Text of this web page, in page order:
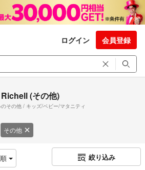
ログイン 会員登録
Richell (その他)
のその他 / キッズ/ベビー/マタニティ
その他
絞り込み